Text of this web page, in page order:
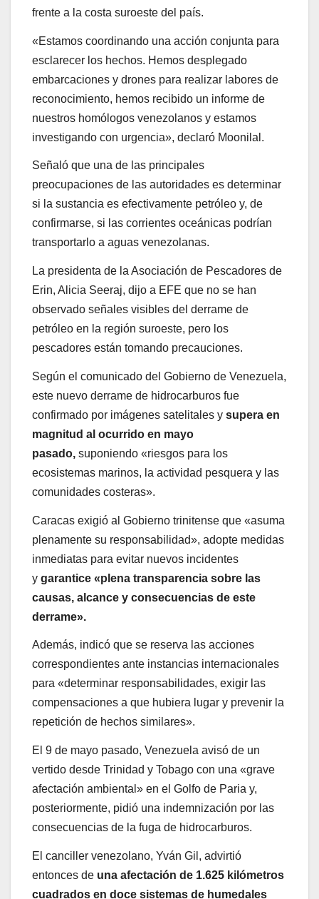
frente a la costa suroeste del país.
«Estamos coordinando una acción conjunta para
esclarecer los hechos. Hemos desplegado
embarcaciones y drones para realizar labores de
reconocimiento, hemos recibido un informe de
nuestros homólogos venezolanos y estamos
investigando con urgencia», declaró Moonilal.
Señaló que una de las principales
preocupaciones de las autoridades es determinar
si la sustancia es efectivamente petróleo y, de
confirmarse, si las corrientes oceánicas podrían
transportarlo a aguas venezolanas.
La presidenta de la Asociación de Pescadores de
Erin, Alicia Seeraj, dijo a EFE que no se han
observado señales visibles del derrame de
petróleo en la región suroeste, pero los
pescadores están tomando precauciones.
Según el comunicado del Gobierno de Venezuela,
este nuevo derrame de hidrocarburos fue
confirmado por imágenes satelitales y supera en
magnitud al ocurrido en mayo
pasado, suponiendo «riesgos para los
ecosistemas marinos, la actividad pesquera y las
comunidades costeras».
Caracas exigió al Gobierno trinitense que «asuma
plenamente su responsabilidad», adopte medidas
inmediatas para evitar nuevos incidentes
y garantice «plena transparencia sobre las
causas, alcance y consecuencias de este
derrame».
Además, indicó que se reserva las acciones
correspondientes ante instancias internacionales
para «determinar responsabilidades, exigir las
compensaciones a que hubiera lugar y prevenir la
repetición de hechos similares».
El 9 de mayo pasado, Venezuela avisó de un
vertido desde Trinidad y Tobago con una «grave
afectación ambiental» en el Golfo de Paria y,
posteriormente, pidió una indemnización por las
consecuencias de la fuga de hidrocarburos.
El canciller venezolano, Yván Gil, advirtió
entonces de una afectación de 1.625 kilómetros
cuadrados en doce sistemas de humedales